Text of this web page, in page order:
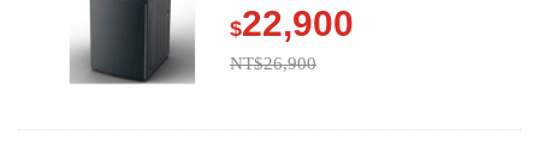
$22,900
NT$26,900